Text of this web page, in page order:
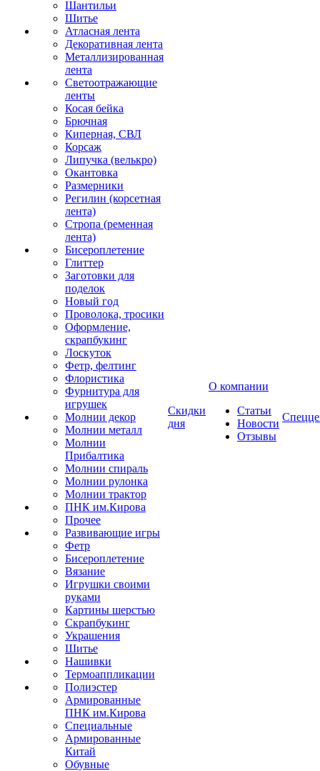
Шантильи
Шитье
Атласная лента
Декоративная лента
Металлизированная
лента
Светоотражающие
ленты
Косая бейка
Брючная
Киперная, СВЛ
Корсаж
Липучка (велькро)
Окантовка
Размерники
Регилин (корсетная
лента)
Стропа (ременная
лента)
Бисероплетение
Глиттер
Заготовки для
поделок
Новый год
Проволока, тросики
Оформление,
скрапбукинг
Лоскуток
Фетр, фелтинг
Флористика
Фурнитура для
игрушек
Молнии декор
Молнии металл
Молнии
Прибалтика
Молнии спираль
Молнии рулонка
Молнии трактор
ПНК им.Кирова
Прочее
Развивающие игры
Фетр
Бисероплетение
Вязание
Игрушки своими
руками
Картины шерстью
Скрапбукинг
Украшения
Шитье
Нашивки
Термоаппликации
Полиэстер
Армированные
ПНК им.Кирова
Специальные
Армированные
Китай
Обувные
Скидки
дня
О компании
Статьи
Новости
Отзывы